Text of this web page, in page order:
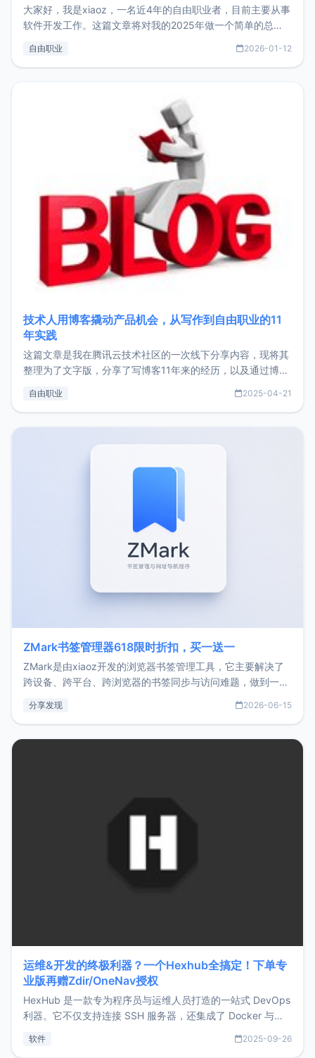
大家好，我是xiaoz，一名近4年的自由职业者，目前主要从事
软件开发工作。这篇文章将对我的2025年做一个简单的总
收入下降20%，但却过得很充实，2026年不求突破，但求保
自由职业 2026-01-12
技术人用博客撬动产品机会，从写作到自由职业的11
年实践
这篇文章是我在腾讯云技术社区的一次线下分享内容，现将其
整理为了文字版，分享了写博客11年来的经历，以及通过博客
了我的首个产品ImgURL的真实数据和产品现状。自我介绍大
自由职业 2025-04-21
ZMark书签管理器618限时折扣，买一送一
ZMark是由xiaoz开发的浏览器书签管理工具，它主要解决了
跨设备、跨平台、跨浏览器的书签同步与访问难题，做到一处
用，让管理更高效。ZMark官网地址：
分享发现 2026-06-15
运维&开发的终极利器？一个Hexhub全搞定！下单专
业版再赠Zdir/OneNav授权
HexHub 是一款专为程序员与运维人员打造的一站式 DevOps
利器。它不仅支持连接 SSH 服务器，还集成了 Docker 与常
件间频繁切换，仅凭 HexHub 即可同时搞定运维与数据库操
软件 2025-09-26